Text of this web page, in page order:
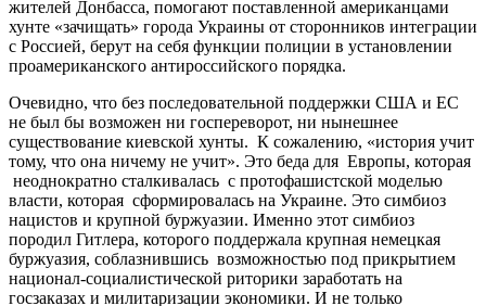
жителей Донбасса, помогают поставленной американцами
хунте «зачищать» города Украины от сторонников интеграции
с Россией, берут на себя функции полиции в установлении
проамериканского антироссийского порядка.
Очевидно, что без последовательной поддержки США и ЕС
не был бы возможен ни госпереворот, ни нынешнее
существование киевской хунты. К сожалению, «история учит
тому, что она ничему не учит». Это беда для Европы, которая
неоднократно сталкивалась с протофашистской моделью
власти, которая сформировалась на Украине. Это симбиоз
нацистов и крупной буржуазии. Именно этот симбиоз
породил Гитлера, которого поддержала крупная немецкая
буржуазия, соблазнившись возможностью под прикрытием
национал-социалистической риторики заработать на
госзаказах и милитаризации экономики. И не только